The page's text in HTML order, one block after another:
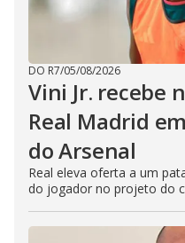
DO R7/05/08/2026
Vini Jr. recebe
Real Madrid
do Arsenal
Real eleva oferta a um
do jogador no projeto do